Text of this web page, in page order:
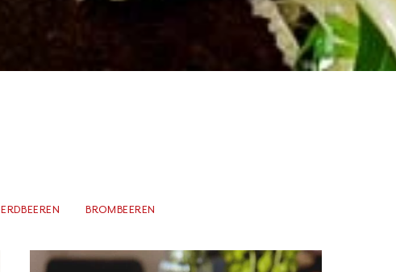
ERDBEEREN BROMBEEREN